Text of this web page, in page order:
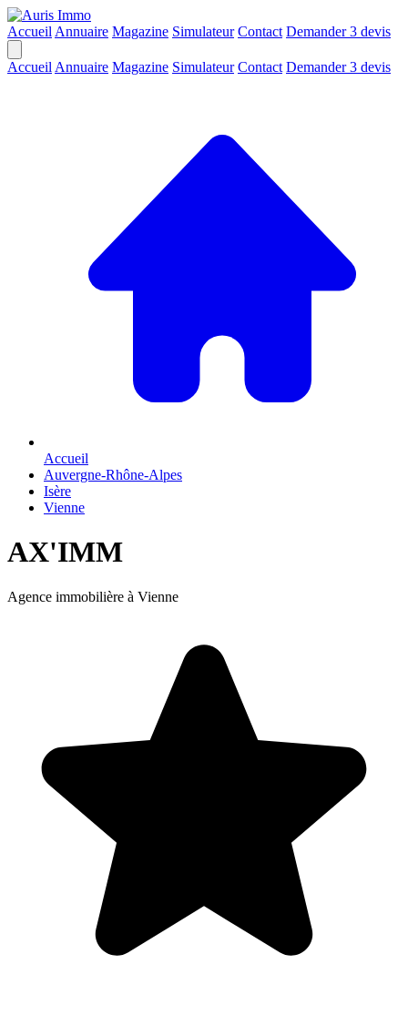
Accueil Annuaire Magazine Simulateur Contact Demander 3 devis
Accueil Annuaire Magazine Simulateur Contact Demander 3 devis
Accueil
Auvergne-Rhône-Alpes
Isère
Vienne
AX'IMM
Agence immobilière à Vienne